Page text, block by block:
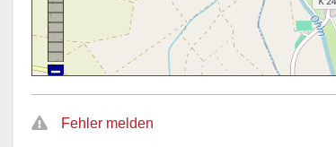
Fehler melden